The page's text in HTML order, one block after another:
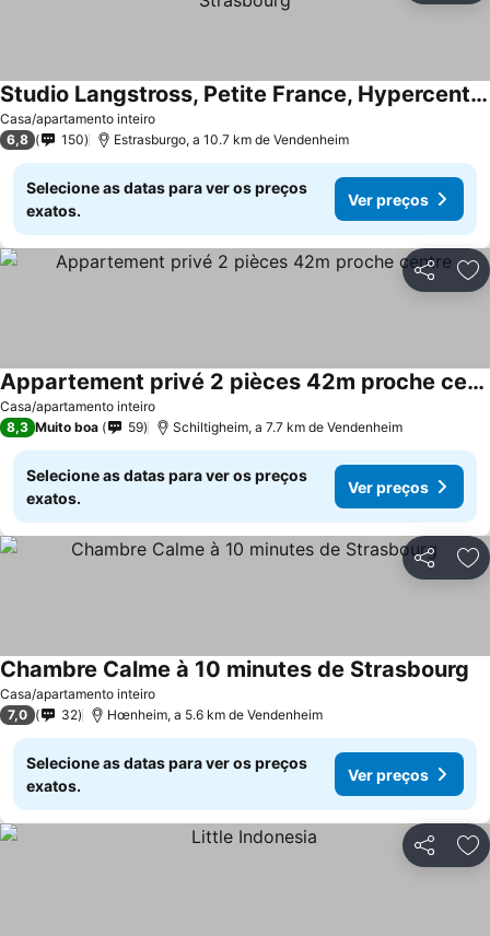
Casa/apartamento inteiro
Studio Langstross, Petite France, Hypercentre, Strasbourg
6,8 150 Estrasburgo, a 10.7 km de Vendenheim
Selecione as datas para ver os preços
exatos.
Ver preços
Partilhar
Casa/apartamento inteiro
Appartement privé 2 pièces 42m proche centre
8,3 Muito boa 59 Schiltigheim, a 7.7 km de Vendenheim
Selecione as datas para ver os preços
exatos.
Ver preços
Partilhar
Casa/apartamento inteiro
Chambre Calme à 10 minutes de Strasbourg
7,0 32 Hœnheim, a 5.6 km de Vendenheim
Selecione as datas para ver os preços
exatos.
Ver preços
Partilhar